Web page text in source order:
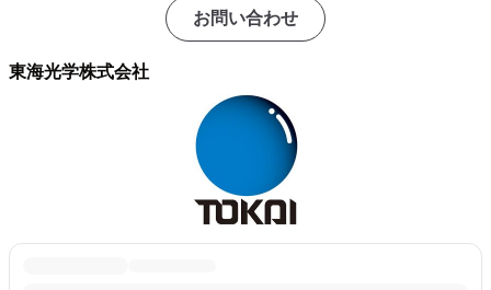
お問い合わせ
東海光学株式会社